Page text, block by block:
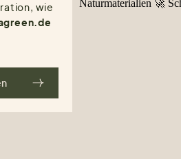
wie